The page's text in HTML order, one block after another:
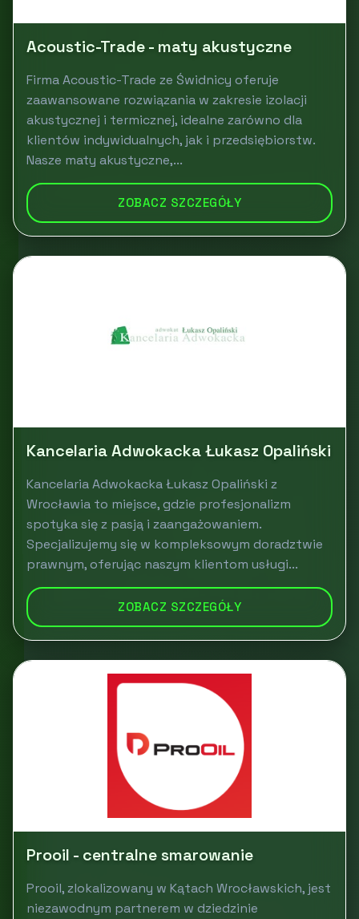
Acoustic-Trade - maty akustyczne
Firma Acoustic-Trade ze Świdnicy oferuje
zaawansowane rozwiązania w zakresie izolacji
akustycznej i termicznej, idealne zarówno dla
klientów indywidualnych, jak i przedsiębiorstw.
Nasze maty akustyczne,...
ZOBACZ SZCZEGÓŁY
Kancelaria Adwokacka Łukasz Opaliński
Kancelaria Adwokacka Łukasz Opaliński z
Wrocławia to miejsce, gdzie profesjonalizm
spotyka się z pasją i zaangażowaniem.
Specjalizujemy się w kompleksowym doradztwie
prawnym, oferując naszym klientom usługi...
ZOBACZ SZCZEGÓŁY
Prooil - centralne smarowanie
Prooil, zlokalizowany w Kątach Wrocławskich, jest
niezawodnym partnerem w dziedzinie